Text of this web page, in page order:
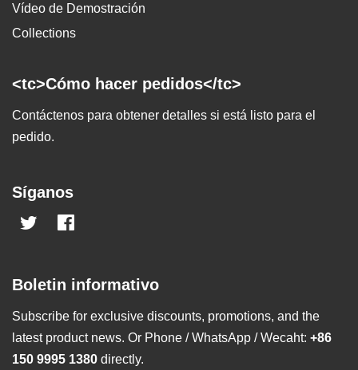
Vídeo de Demostración
Collections
<tc>Cómo hacer pedidos</tc>
Contáctenos para obtener detalles si está listo para el
pedido.
Síganos
Twitter
Boletin informativo
Subscribe for exclusive discounts, promotions, and the
latest product news. Or Phone / WhatsApp / Wecaht: +86
150 9995 1380 directly.